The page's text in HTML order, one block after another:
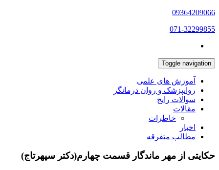
09364209066
071-32299855
Toggle navigation
آموزش های علمی
روانپزشک و روان درمانگر
سوالات رایج
مقالات
خاطرات
اخبار
مطالب متفرقه
حکایتی از مهر ماندگار قسمت چهارم(دکتر سپهرتاج)